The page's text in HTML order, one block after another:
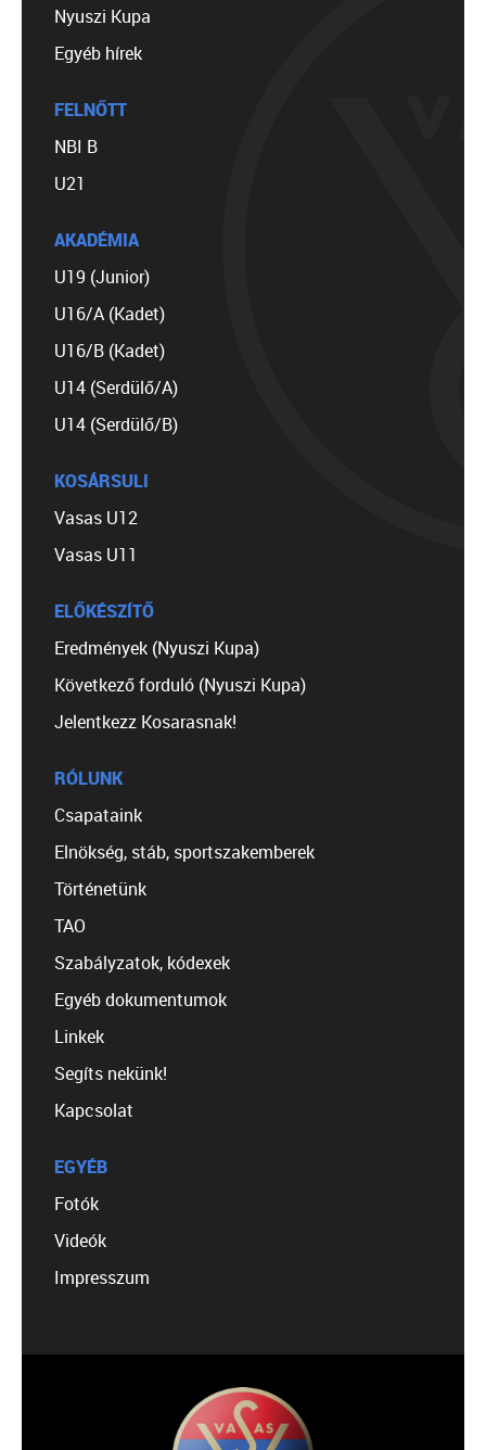
Nyuszi Kupa
Egyéb hírek
FELNŐTT
NBI B
U21
AKADÉMIA
U19 (Junior)
U16/A (Kadet)
U16/B (Kadet)
U14 (Serdülő/A)
U14 (Serdülő/B)
KOSÁRSULI
Vasas U12
Vasas U11
ELŐKÉSZÍTŐ
Eredmények (Nyuszi Kupa)
Következő forduló (Nyuszi Kupa)
Jelentkezz Kosarasnak!
RÓLUNK
Csapataink
Elnökség, stáb, sportszakemberek
Történetünk
TAO
Szabályzatok, kódexek
Egyéb dokumentumok
Linkek
Segíts nekünk!
Kapcsolat
EGYÉB
Fotók
Videók
Impresszum